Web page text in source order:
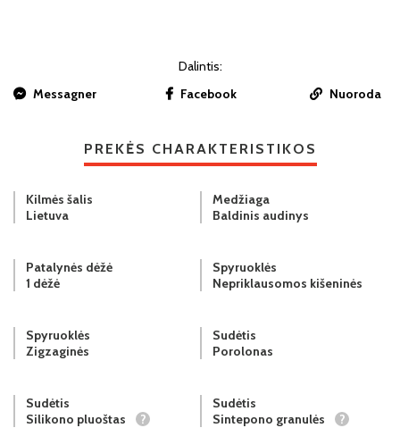
Dalintis:
Messagner
Facebook Nuoroda
PREKĖS CHARAKTERISTIKOS
Kilmės šalis
Lietuva
Medžiaga
Baldinis audinys
Patalynės dėžė
1 dėžė
Spyruoklės
Nepriklausomos kišeninės
Spyruoklės
Zigzaginės
Sudėtis
Porolonas
Sudėtis
Silikono pluoštas
?
Sudėtis
Sintepono granulės
?